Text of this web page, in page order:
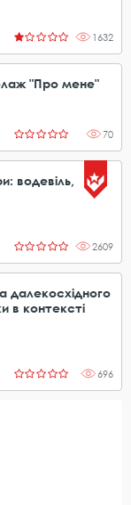
1632
"Про мене"
70
водевіль,
2609
далекосхідного
в контексті
696